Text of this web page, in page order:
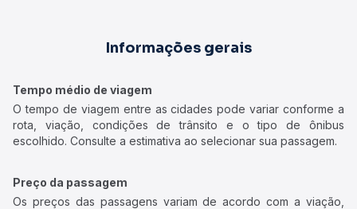
Informações gerais
Tempo médio de viagem
O tempo de viagem entre as cidades pode variar conforme a
rota, viação, condições de trânsito e o tipo de ônibus
escolhido. Consulte a estimativa ao selecionar sua passagem.
Preço da passagem
Os preços das passagens variam de acordo com a viação,